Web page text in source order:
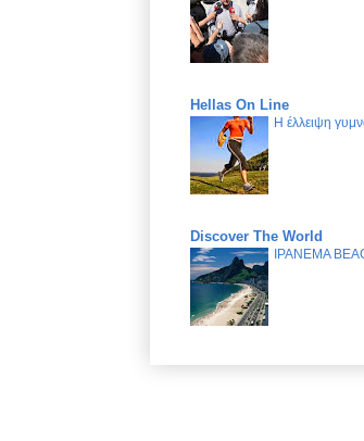
Hellas On Line
Η έλλειψη
Discover The World
IPANEMA